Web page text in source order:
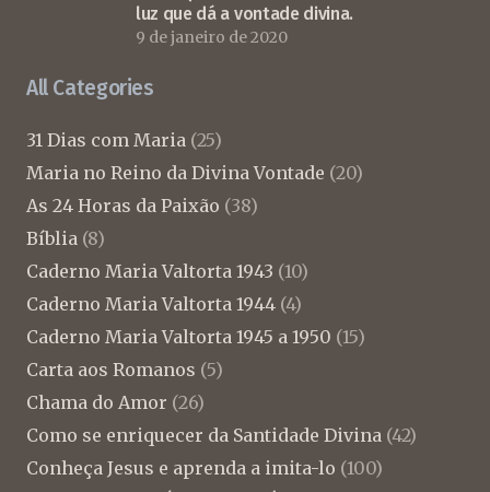
luz que dá a vontade divina.
9 de janeiro de 2020
All Categories
31 Dias com Maria (25)
Maria no Reino da Divina Vontade (20)
As 24 Horas da Paixão (38)
Bíblia (8)
Caderno Maria Valtorta 1943 (10)
Caderno Maria Valtorta 1944 (4)
Caderno Maria Valtorta 1945 a 1950 (15)
Carta aos Romanos (5)
Chama do Amor (26)
Como se enriquecer da Santidade Divina (42)
Conheça Jesus e aprenda a imita-lo (100)